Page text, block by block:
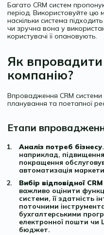
Багато CRM систем
період. Використовуйте цю
наскільки система
чи зручна вона у
користувачі її опановують.
Як
компанію?
Впровадження CRM
планування та поетапної
Етапи
Аналіз потреб бізнесу
наприклад,
покращення
автоматизація
Вибір відповідної
важливо оцінити
системи, її здатність
поточними
бухгалтерськими
електронної пошти чи
бюджет.